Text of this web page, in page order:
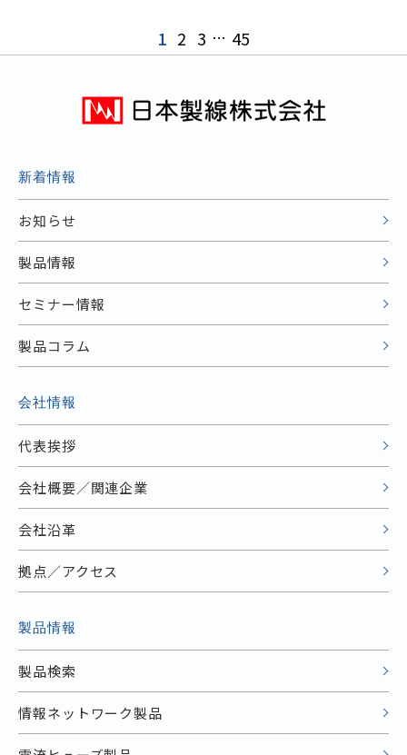
1 2 3 … 45
新着情報
お知らせ
製品情報
セミナー情報
製品コラム
会社情報
代表挨拶
会社概要／関連企業
会社沿革
拠点／アクセス
製品情報
製品検索
情報ネットワーク製品